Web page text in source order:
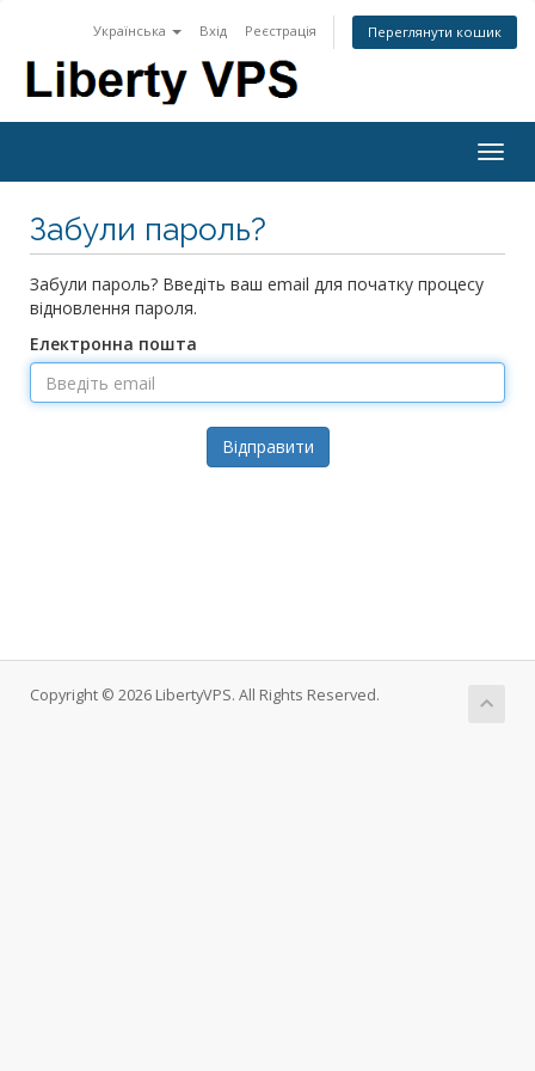
Українська Вхід Реєстрація Переглянути кошик
Забули пароль?
Забули пароль? Введіть ваш email для початку процесу
відновлення пароля.
Електронна пошта
Відправити
Copyright © 2026 LibertyVPS. All Rights Reserved.